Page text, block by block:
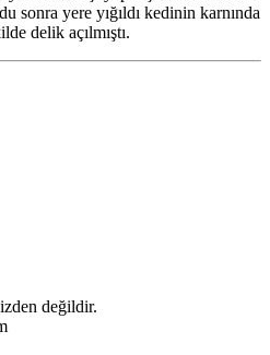
sonra yere yığıldı kedinin karnında
delik açılmıştı.
değildir.